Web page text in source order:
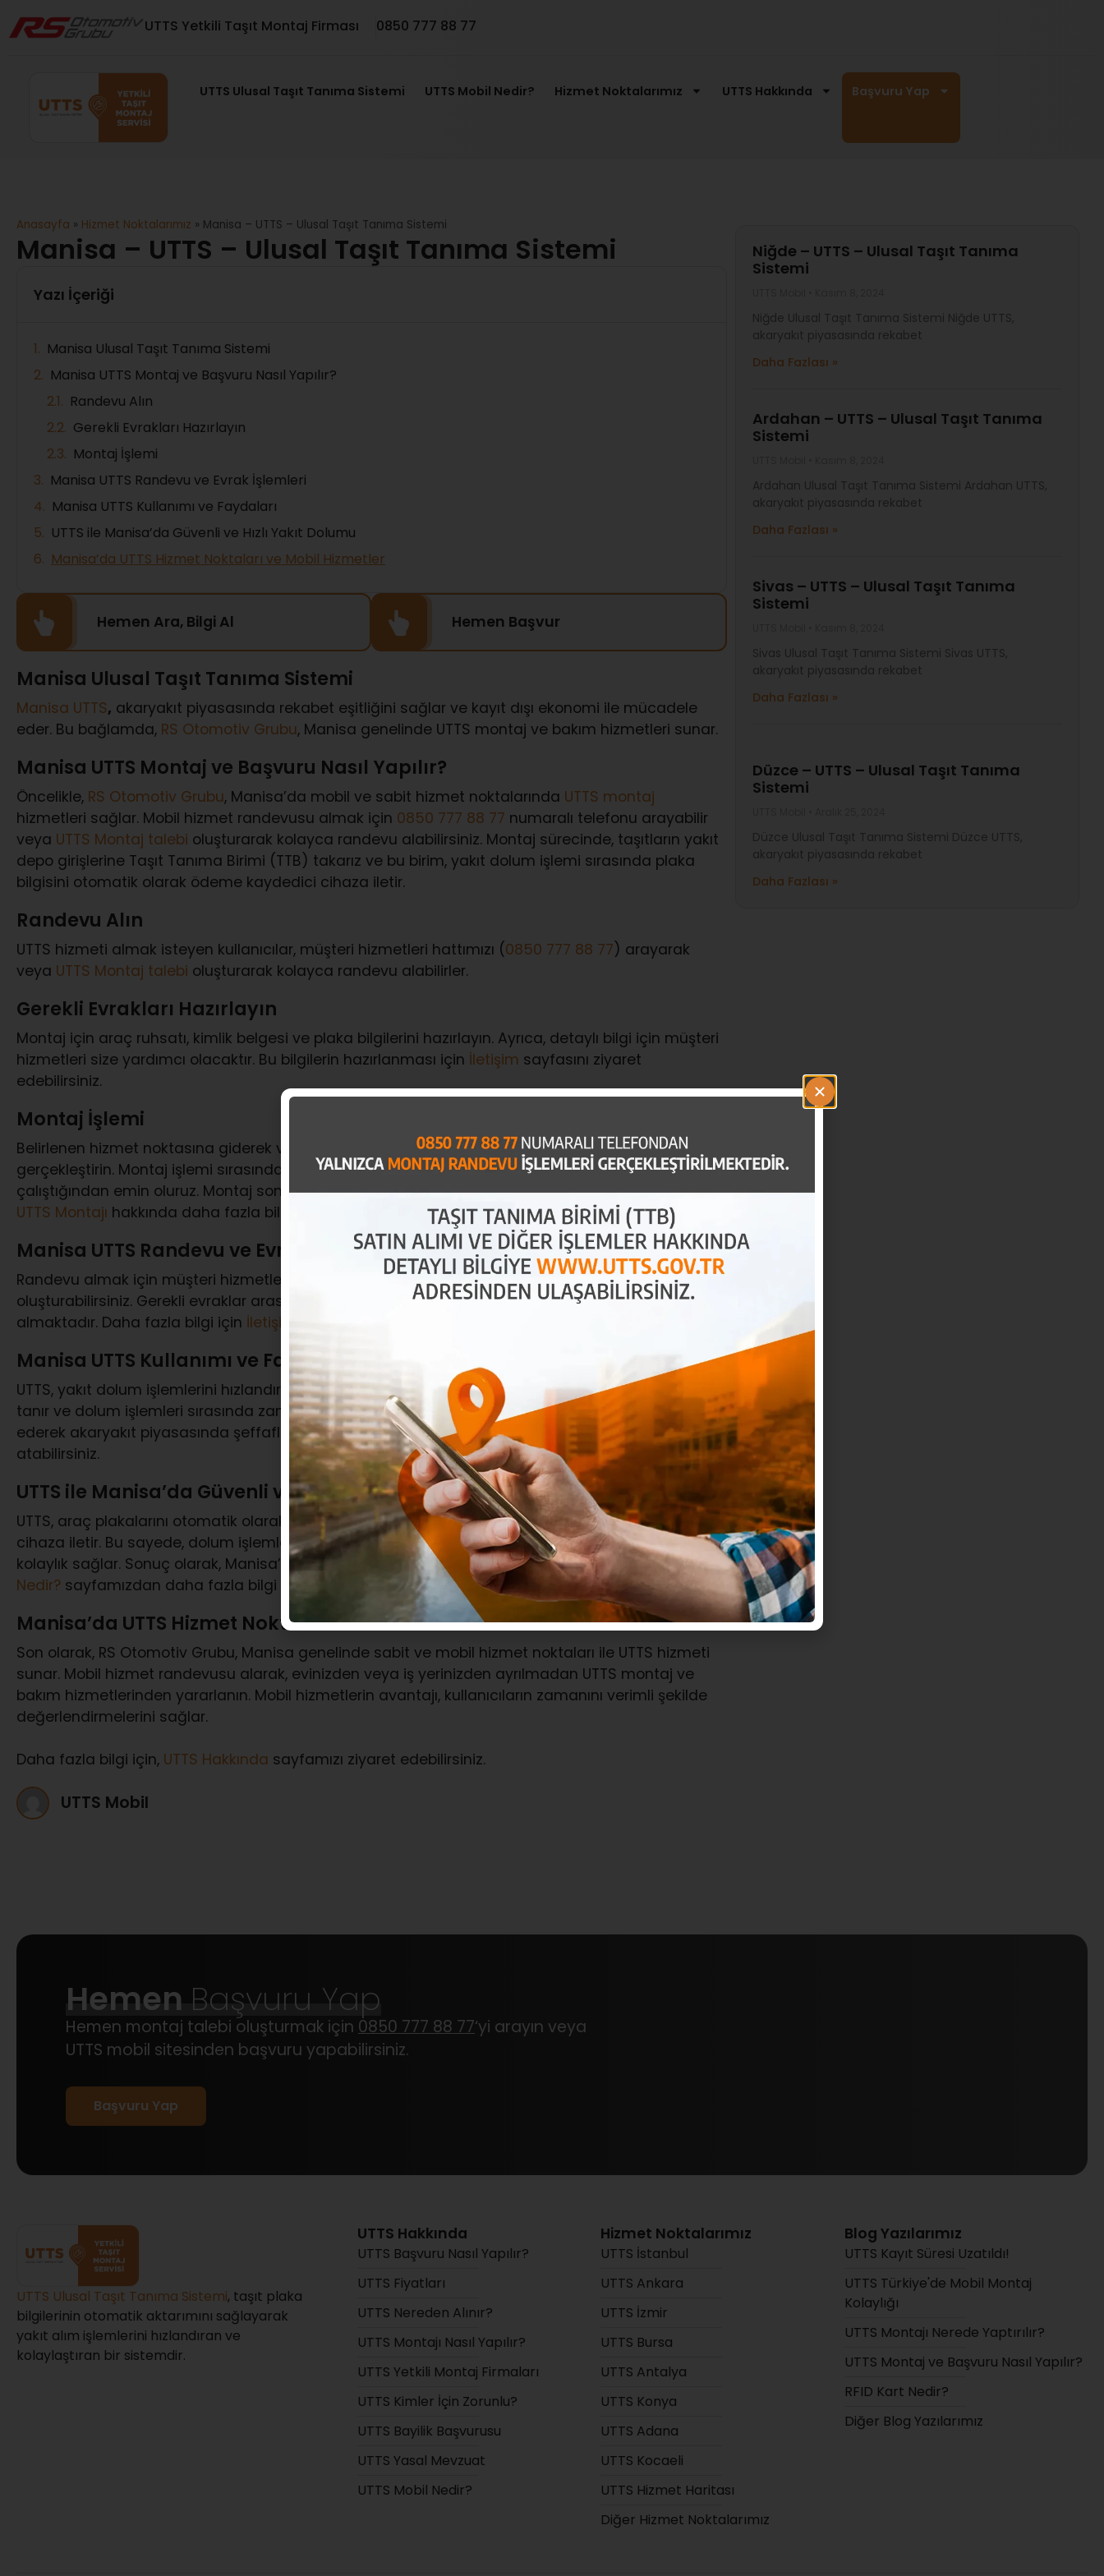
UTTS Yetkili Taşıt Montaj Firması 0850 777 88 77
UTTS Ulusal Taşıt Tanıma Sistemi UTTS Mobil Nedir? Hizmet Noktalarımız UTTS Hakkında Başvuru Yap
Anasayfa » Hizmet Noktalarımız » Manisa – UTTS – Ulusal Taşıt Tanıma Sistemi
Manisa – UTTS – Ulusal Taşıt Tanıma Sistemi
Yazı İçeriği
Manisa Ulusal Taşıt Tanıma Sistemi
Manisa UTTS Montaj ve Başvuru Nasıl Yapılır?
Randevu Alın
Gerekli Evrakları Hazırlayın
Montaj İşlemi
Manisa UTTS Randevu ve Evrak İşlemleri
Manisa UTTS Kullanımı ve Faydaları
UTTS ile Manisa’da Güvenli ve Hızlı Yakıt Dolumu
Manisa’da UTTS Hizmet Noktaları ve Mobil Hizmetler
Hemen Ara, Bilgi Al Hemen Başvur
Manisa Ulusal Taşıt Tanıma Sistemi
Manisa UTTS, akaryakıt piyasasında rekabet eşitliğini sağlar ve kayıt dışı ekonomi ile mücadele
eder. Bu bağlamda, RS Otomotiv Grubu, Manisa genelinde UTTS montaj ve bakım hizmetleri sunar.
Manisa UTTS Montaj ve Başvuru Nasıl Yapılır?
Öncelikle, RS Otomotiv Grubu, Manisa’da mobil ve sabit hizmet noktalarında UTTS montaj
hizmetleri sağlar. Mobil hizmet randevusu almak için 0850 777 88 77 numaralı telefonu arayabilir
veya UTTS Montaj talebi oluşturarak kolayca randevu alabilirsiniz. Montaj sürecinde, taşıtların yakıt
depo girişlerine Taşıt Tanıma Birimi (TTB) takarız ve bu birim, yakıt dolum işlemi sırasında plaka
bilgisini otomatik olarak ödeme kaydedici cihaza iletir.
Randevu Alın
UTTS hizmeti almak isteyen kullanıcılar, müşteri hizmetleri hattımızı (0850 777 88 77) arayarak
veya UTTS Montaj talebi oluşturarak kolayca randevu alabilirler.
Gerekli Evrakları Hazırlayın
Montaj için araç ruhsatı, kimlik belgesi ve plaka bilgilerini hazırlayın. Ayrıca, detaylı bilgi için müşteri
hizmetleri size yardımcı olacaktır. Bu bilgilerin hazırlanması için İletişim sayfasını ziyaret
edebilirsiniz.
Montaj İşlemi
Belirlenen hizmet noktasına giderek veya mobil ekiplerden hizmet alarak TTB montajını
gerçekleştirin. Montaj işlemi sırasında, TTB’nin doğru şekilde yerleştirildiğinden ve sistemin düzgün
çalıştığından emin oluruz. Montaj sonrası, sistemi test eder ve kullanım hakkında bilgi veririz.Mobil
UTTS Montajı hakkında daha fazla bilgi alabilirsiniz.
Manisa UTTS Randevu ve Evrak İşlemleri
Randevu almak için müşteri hizmetleri ( 0850 777 88 77 ) hattımızı arayın veyaUTTS Montaj talebi
oluşturabilirsiniz. Gerekli evraklar arasında araç ruhsatı, kimlik belgesi ve plaka bilgileri yer
almaktadır. Daha fazla bilgi için İletişim
Manisa UTTS Kullanımı ve Faydaları
UTTS, yakıt dolum işlemlerini hızlandırır ve güvenli hale getirir. TTB, plaka bilgilerini otomatik olarak
tanır ve dolum işlemleri sırasında zaman tasarrufu sağlar. Ayrıca, kayıt dışı ekonomi ile mücadele
ederek akaryakıt piyasasında şeffaflık yaratır. Detaylı bilgi için
UTTS Hakkında sayfamıza göz
atabilirsiniz.
UTTS ile Manisa’da Güvenli ve Hızlı Yakıt Dolumu
UTTS, araç plakalarını otomatik olarak tanır ve dolum sırasında plaka bilgilerini ödeme kaydedici
cihaza iletir. Bu sayede, dolum işlemleri sırasında yanlışlıkları önler ve sürücüler için büyük bir
kolaylık sağlar. Sonuç olarak, Manisa’nın yoğun trafiğinde zaman tasarrufu sunar.UTTS Mobil
Nedir? sayfamızdan daha fazla bilgi edinebilirsiniz.
Manisa’da UTTS Hizmet Noktaları ve Mobil Hizmetler
Son olarak, RS Otomotiv Grubu, Manisa genelinde sabit ve mobil hizmet noktaları ile UTTS hizmeti
sunar. Mobil hizmet randevusu alarak, evinizden veya iş yerinizden ayrılmadan UTTS montaj ve
bakım hizmetlerinden yararlanın. Mobil hizmetlerin avantajı, kullanıcıların zamanını verimli şekilde
değerlendirmelerini sağlar.
Daha fazla bilgi için, UTTS Hakkında sayfamızı ziyaret edebilirsiniz.
UTTS Mobil
Niğde – UTTS – Ulusal Taşıt Tanıma
Sistemi
Niğde Ulusal Taşıt Tanıma Sistemi Niğde UTTS,
akaryakıt piyasasında rekabet
Daha Fazlası »
Ardahan – UTTS – Ulusal Taşıt Tanıma
Sistemi
Ardahan Ulusal Taşıt Tanıma Sistemi Ardahan UTTS,
akaryakıt piyasasında rekabet
Daha Fazlası »
Sivas – UTTS – Ulusal Taşıt Tanıma
Sistemi
Sivas Ulusal Taşıt Tanıma Sistemi Sivas UTTS,
akaryakıt piyasasında rekabet
Daha Fazlası »
Düzce – UTTS – Ulusal Taşıt Tanıma
Sistemi
Düzce Ulusal Taşıt Tanıma Sistemi Düzce UTTS,
akaryakıt piyasasında rekabet
Daha Fazlası »
Hemen Başvuru Yap
Hemen montaj talebi oluşturmak için 0850 777 88 77‘yi arayın veya
UTTS mobil sitesinden başvuru yapabilirsiniz.
Başvuru Yap
UTTS Ulusal Taşıt Tanıma Sistemi, taşıt plaka
bilgilerinin otomatik aktarımını sağlayarak
yakıt alım işlemlerini hızlandıran ve
kolaylaştıran bir sistemdir.
UTTS Hakkında
UTTS Başvuru Nasıl Yapılır?
UTTS Fiyatları
UTTS Nereden Alınır?
UTTS Montajı Nasıl Yapılır?
UTTS Yetkili Montaj Firmaları
UTTS Kimler İçin Zorunlu?
UTTS Bayilik Başvurusu
UTTS Yasal Mevzuat
UTTS Mobil Nedir?
Hizmet Noktalarımız
UTTS İstanbul
UTTS Ankara
UTTS İzmir
UTTS Bursa
UTTS Antalya
UTTS Konya
UTTS Adana
UTTS Kocaeli
UTTS Hizmet Haritası
Diğer Hizmet Noktalarımız
Blog Yazılarımız
UTTS Kayıt Süresi Uzatıldı!
UTTS Türkiye'de Mobil Montaj
Kolaylığı
UTTS Montajı Nerede Yaptırılır?
UTTS Montaj ve Başvuru Nasıl Yapılır?
RFID Kart Nedir?
Diğer Blog Yazılarımız